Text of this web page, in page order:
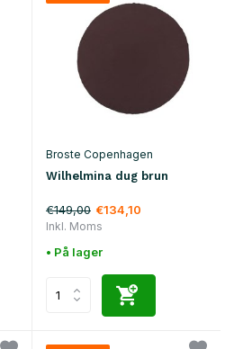
Broste Copenhagen
Wilhelmina dug brun
€149,00 €134,10
Inkl. Moms
• På lager